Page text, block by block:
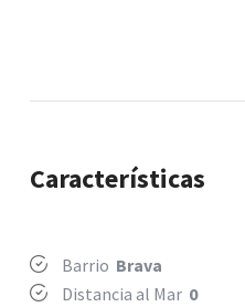
Características
Barrio Brava
Distancia al Mar 0